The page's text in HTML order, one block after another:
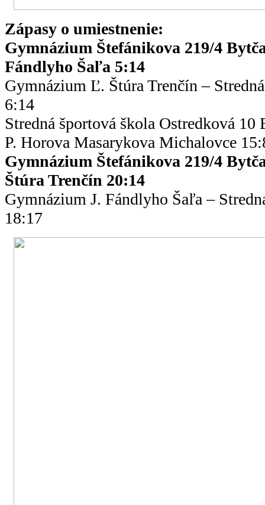
Zápasy o umiestnenie:
Gymnázium Štefánikova 219/4
Fándlyho Šaľa 5:14
Gymnázium Ľ. Štúra Trenčín –
6:14
Stredná športová škola Ostredková
P. Horova Masarykova Michalovce
Gymnázium Štefánikova 219/4
Štúra Trenčín 20:14
Gymnázium J. Fándlyho Šaľa –
18:17